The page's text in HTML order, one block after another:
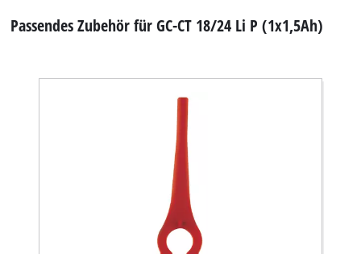
Passendes Zubehör für GC-CT 18/24 Li P (1x1,5Ah)